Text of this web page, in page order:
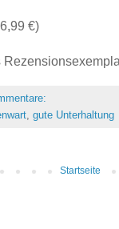
€)
, gute Unterhaltung
Startseite